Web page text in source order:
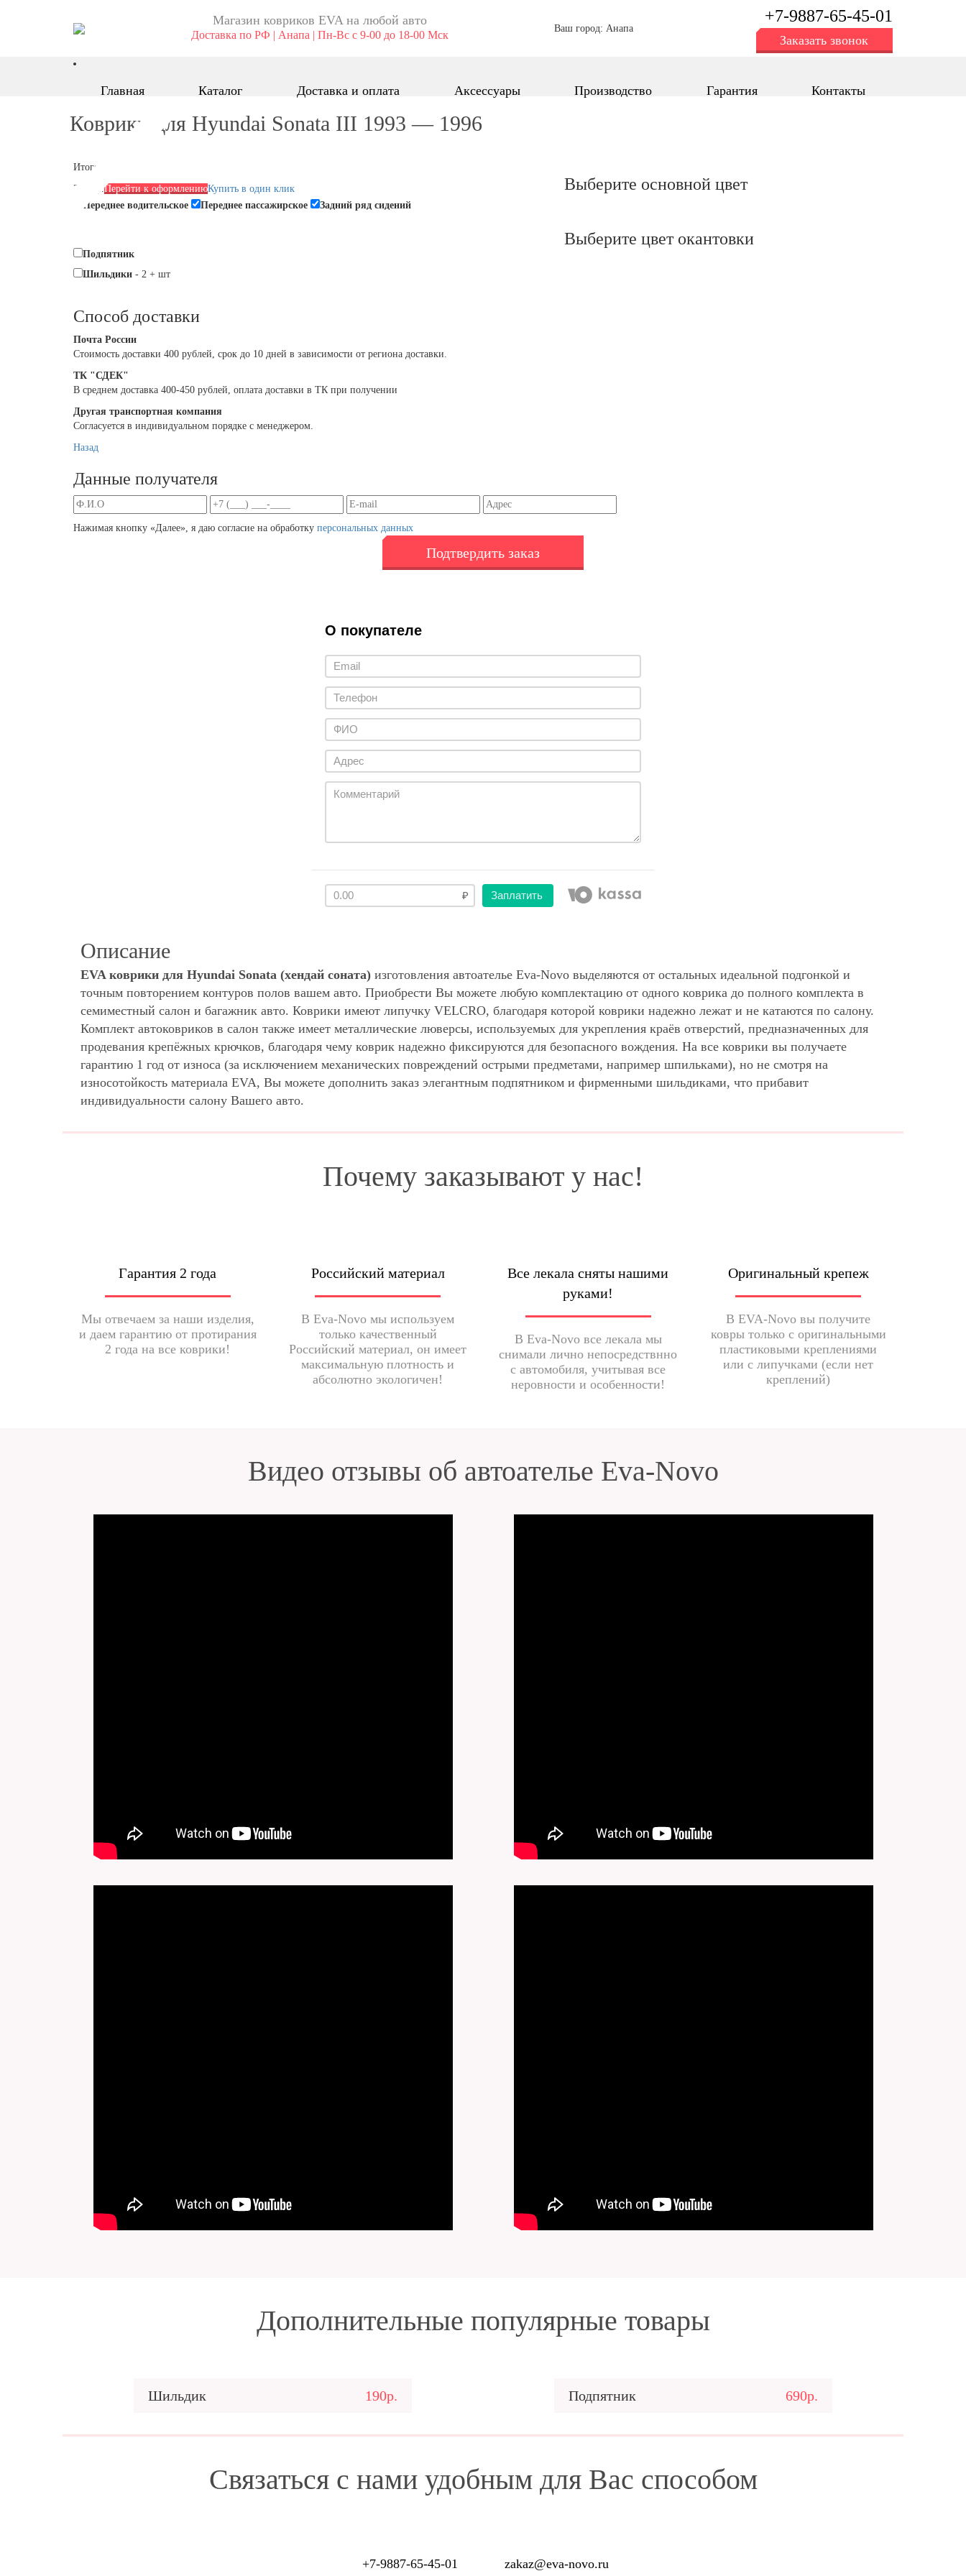
Магазин ковриков EVA ​на любой авто
Доставка по РФ | Анапа | Пн-Вс с 9-00 до 18-00 Мск
Ваш город: Анапа
+7-9887-65-45-01
Заказать звонок
Главная Каталог Доставка и оплата Аксессуары Производство Гарантия Контакты
Коврики для Hyundai Sonata III 1993 — 1996
Итого:
2590 р.Перейти к оформлениюКупить в один клик
Переднее водительское
Переднее пассажирское Задний ряд сидений
Подпятник
Шильдики - 2 + шт
Выберите oсновной цвет
Выберите цвет окантовки
Способ доставки
Почта России
Cтоимость доставки 400 рублей, срок до 10 дней в зависимости от региона доставки.
ТК "СДЕК"
В среднем доставка 400-450 рублей, оплата доставки в ТК при получении
Другая транспортная компания
Согласуется в индивидуальном порядке с менеджером.
Назад
Данные получателя
Нажимая кнопку «Далее», я даю согласие на обработку персональных данных
Подтвердить заказ
О покупателе
Заплатить
Описание
EVA коврики для Hyundai Sonata (хендай соната) изготовления автоателье Eva-Novo выделяются от остальных идеальной подгонкой и
точным повторением контуров полов вашем авто. Приобрести Вы можете любую комплектацию от одного коврика до полного комплекта в
семиместный салон и багажник авто. Коврики имеют липучку VELCRO, благодаря которой коврики надежно лежат и не катаются по салону.
Комплект автоковриков в салон также имеет металлические люверсы, используемых для укрепления краёв отверстий, предназначенных для
продевания крепёжных крючков, благодаря чему коврик надежно фиксируются для безопасного вождения. На все коврики вы получаете
гарантию 1 год от износа (за исключением механических повреждений острыми предметами, например шпильками), но не смотря на
износотойкость материала EVA, Вы можете дополнить заказ элегантным подпятником и фирменными шильдиками, что прибавит
индивидуальности салону Вашего авто.
Почему заказывают у нас!
Гарантия 2 года
Мы отвечаем за наши изделия,
и даем гарантию от протирания
2 года на все коврики!
Российский материал
В Eva-Novo мы используем
только качественный
Российский материал, он имеет
максимальную плотность и
абсолютно экологичен!
Все лекала сняты нашими
руками!
В Eva-Novo все лекала мы
снимали лично непосредствнно
с автомобиля, учитывая все
неровности и особенности!
Оригинальный крепеж
В EVA-Novo вы получите
ковры только с оригинальными
пластиковыми креплениями
или с липучками (если нет
креплений)
Видео отзывы об автоателье Eva-Novo
Дополнительные популярные товары
Шильдик 190р. Подпятник 690р.
Связаться с нами удобным для Вас способом
+7-9887-65-45-01 zakaz@eva-novo.ru